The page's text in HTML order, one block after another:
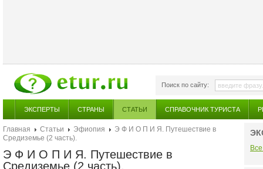
Поиск по сайту:
ЭКСПЕРТЫ СТРАНЫ СТАТЬИ СПРАВОЧНИК ТУРИСТА
Главная Статьи Эфиопия
Э Ф И О П И Я. Путешествие в
Средиземье (2 часть).
Э Ф И О П И Я. Путешествие в
Средиземье (2 часть).